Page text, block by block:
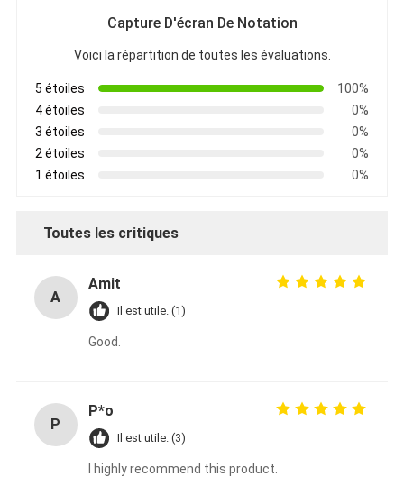
Capture D'écran De Notation
Voici la répartition de toutes les évaluations.
5 étoiles
100%
4 étoiles
0%
3 étoiles
0%
2 étoiles
0%
1 étoiles
0%
Toutes les critiques
A
Amit
Il est utile. (1)
Good.
P
P*o
Il est utile. (3)
I highly recommend this product.